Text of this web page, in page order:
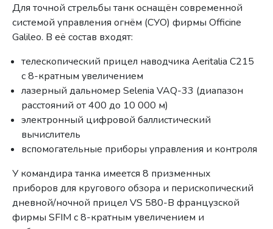
Для точной стрельбы танк оснащён современной
системой управления огнём (СУО) фирмы Officine
Galileo. В её состав входят:
телескопический прицел наводчика Aeritalia С215
с 8-кратным увеличением
лазерный дальномер Selenia VAQ-33 (диапазон
расстояний от 400 до 10 000 м)
электронный цифровой баллистический
вычислитель
вспомогательные приборы управления и контроля
У командира танка имеется 8 призменных
приборов для кругового обзора и перископический
дневной/ночной прицел VS 580-В французской
фирмы SFIM с 8-кратным увеличением и